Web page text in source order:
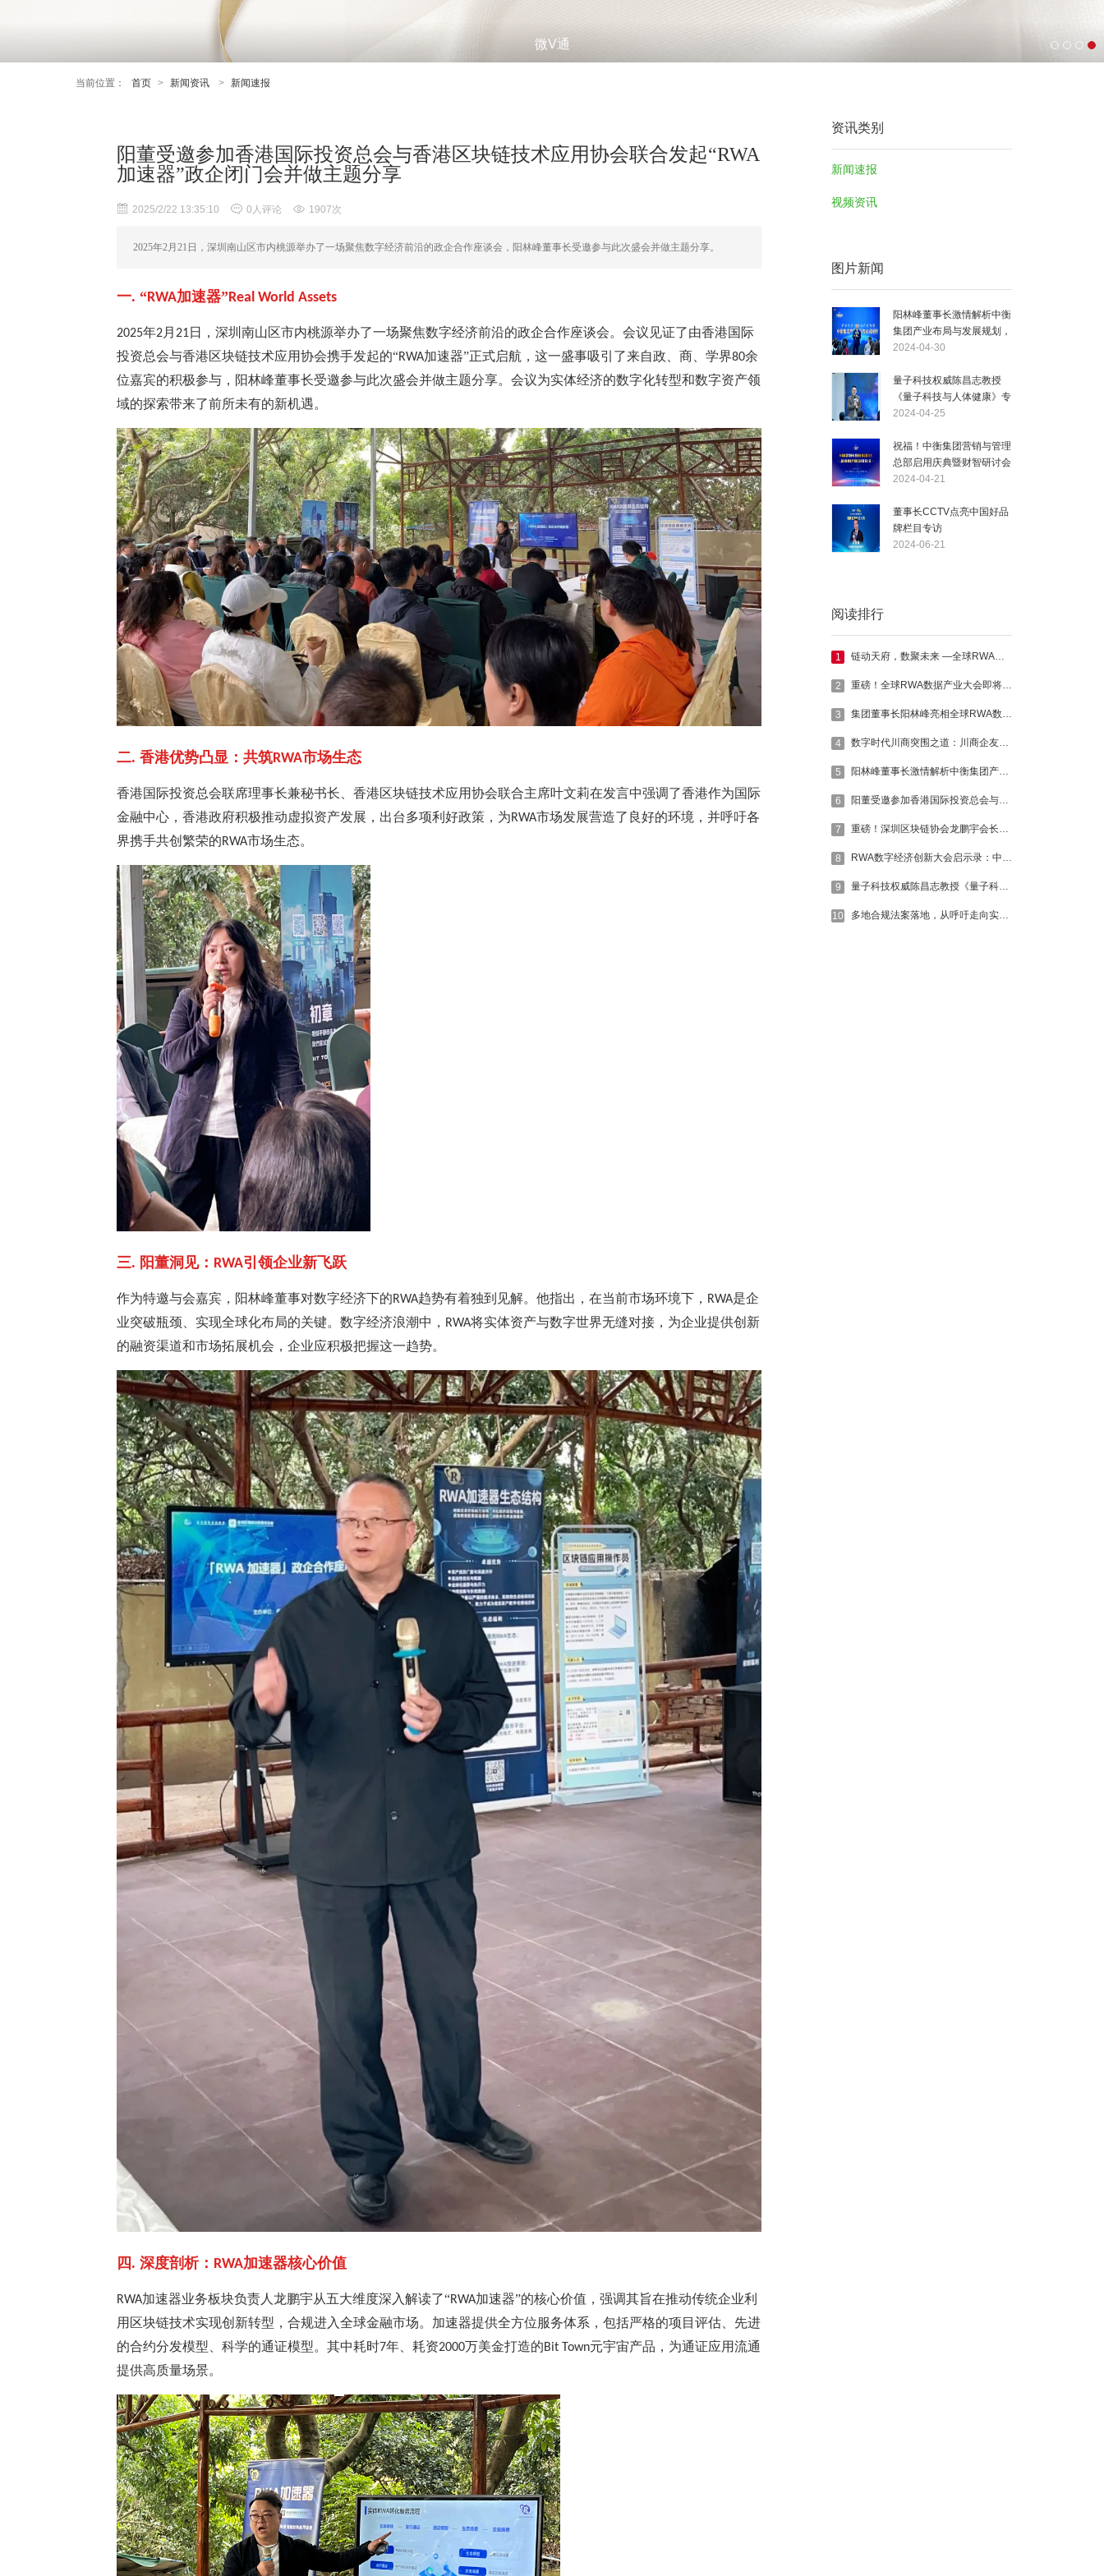
微V通
当前位置： 首页 > 新闻资讯 > 新闻速报
资讯类别
新闻速报
视频资讯
图片新闻
阳林峰董事长激情解析中衡
集团产业布局与发展规划，
擘画未来宏伟蓝图
2024-04-30
量子科技权威陈昌志教授
《量子科技与人体健康》专
题，为中衡产品升级注入创
2024-04-25
祝福！中衡集团营销与管理
总部启用庆典暨财智研讨会
圆满举行，共绘产业新篇
2024-04-21
董事长CCTV点亮中国好品
牌栏目专访
2024-06-21
阅读排行
1 链动天府，数聚未来 —全球RWA数字经济创新大会成功举办！
2 重磅！全球RWA数据产业大会即将召开，共启资产数字化新时代。
3 集团董事长阳林峰亮相全球RWA数据产业大会，共话RWA时代新机遇
4 数字时代川商突围之道：川商企友高端私享会，共绘川商数字化新蓝图
5 阳林峰董事长激情解析中衡集团产业布局与发展规划，擘画未来宏伟蓝图
6 阳董受邀参加香港国际投资总会与香港区块链技术应用协会联合发起“RWA加速器”政企闭门会并做主题分享
7 重磅！深圳区块链协会龙鹏宇会长莅临中衡，共话RWA赋能实体经济新未来
8 RWA数字经济创新大会启示录：中小企业如何破局增长。
9 量子科技权威陈昌志教授《量子科技与人体健康》专题，为中衡产品升级注入创新动能
10 多地合规法案落地，从呼吁走向实质发展RWA数字经济创新大会【中小企业数字化转型工程启动】圆满举行
阳董受邀参加香港国际投资总会与香港区块链技术应用协会联合发起“RWA
加速器”政企闭门会并做主题分享
2025/2/22 13:35:10 0人评论 1907次
2025年2月21日，深圳南山区市内桃源举办了一场聚焦数字经济前沿的政企合作座谈会，阳林峰董事长受邀参与此次盛会并做主题分享。
一. “RWA加速器”Real World Assets
2025年2月 21日，深圳南山区市内桃源举办了一场聚焦数字经济前沿的政企合作座谈会。会议见证了由香港国际
投资总会与香港区块链技术应用协会携手发起的“RWA加速器”正式启航，这一盛事吸引了来自政、商、学界80余
位嘉宾的积极参与，阳林峰董事长受邀参与此次盛会并做主题分享。会议为实体经济的数字化转型和数字资产领
域的探索带来了前所未有的新机遇。
二. 香港优势凸显：共筑RWA市场生态
香港国际投资总会联席理事长兼秘书长、香港区块链技术应用协会联合主席叶文莉在发言中强调了香港作为国际
金融中心，香港政府积极推动虚拟资产发展，出台多项利好政策，为RWA市场发展营造了良好的环境，并呼吁各
界携手共创繁荣的RWA市场生态。
三. 阳董洞见： RWA引领企业新飞跃
作为特邀与会嘉宾，阳林峰董事对数字经济下的RWA趋势有着独到见解。他指出，在当前市场环境下， RWA是企
业突破瓶颈、实现全球化布局的关键。数字经济浪潮中， RWA将实体资产与数字世界无缝对接，为企业提供创新
的融资渠道和市场拓展机会，企业应积极把握这一趋势。
四. 深度剖析： RWA加速器核心价值
RWA加速器业务板块负责人龙鹏宇从五大维度深入解读了“RWA加速器”的核心价值，强调其旨在推动传统企业利
用区块链技术实现创新转型，合规进入全球金融市场。加速器提供全方位服务体系，包括严格的项目评估、先进
的合约分发模型、科学的通证模型。其中耗时7年、耗资2000万美金打造的Bit Town元宇宙产品，为通证应用流通
提供高质量场景。